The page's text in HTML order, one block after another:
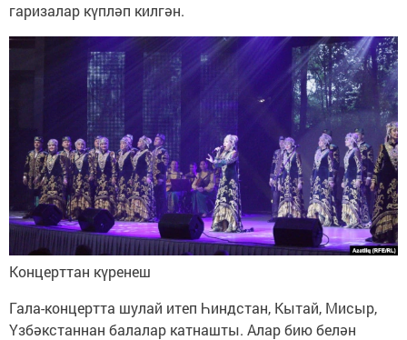
гаризалар күпләп килгән.
Концерттан күренеш
​Гала-концертта шулай итеп Һиндстан, Кытай, Мисыр,
Үзбәкстаннан балалар катнашты. Алар бию белән